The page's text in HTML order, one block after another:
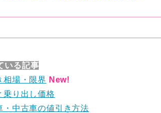
いる記事
相場・限界 New!
乗り出し価格
・中古車の値引き方法